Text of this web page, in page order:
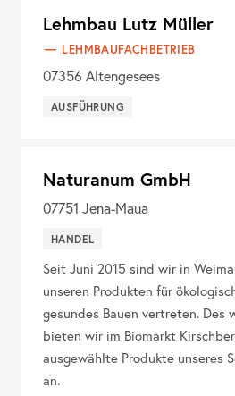
Lehmbau Lutz Müller
LEHMBAUFACHBETRIEB
07356 Altengesees
AUSFÜHRUNG
Naturanum GmbH
07751 Jena-Maua
HANDEL
Seit Juni 2015 sind wir in
unseren Produkten für
gesundes Bauen vertreten. Des
bieten wir im Biomarkt
ausgewählte Produkte unseres
an.